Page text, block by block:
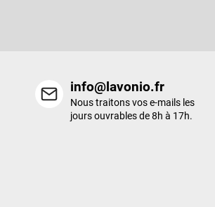
info@lavonio.fr
Nous traitons vos e-mails les
jours ouvrables de 8h à 17h.